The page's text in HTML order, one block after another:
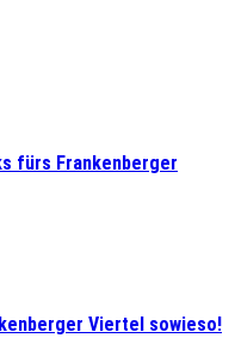
fürs Frankenberger
Viertel sowieso!